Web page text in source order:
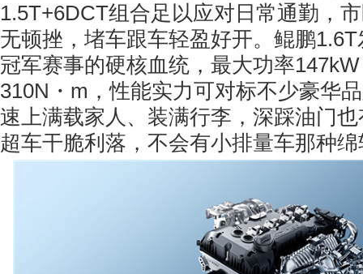
1.5T+6DCT组合足以应对日常通勤，
无顿挫，堵车跟车轻盈好开。鲲鹏
冠军赛事的硬核血统，最大功率
310N・m，性能实力可对标不少豪华
速上满载家人、装满行李，深踩油门
超车干脆利落，不会有小排量车那种